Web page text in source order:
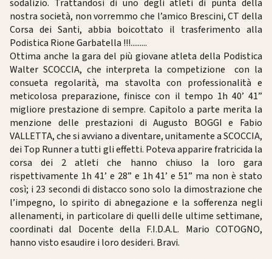
sodalizio. Trattandosi di uno degli atleti di punta della
nostra società, non vorremmo che l’amico Brescini, CT della
Corsa dei Santi, abbia boicottato il trasferimento alla
Podistica Rione Garbatella !!!.........
Ottima anche la gara del più giovane atleta della Podistica
Walter SCOCCIA, che interpreta la competizione con la
consueta regolarità, ma stavolta con professionalità e
meticolosa preparazione, finisce con il tempo 1h 40’ 41”
migliore prestazione di sempre. Capitolo a parte merita la
menzione delle prestazioni di Augusto BOGGI e Fabio
VALLETTA, che si avviano a diventare, unitamente a SCOCCIA,
dei Top Runner a tutti gli effetti. Poteva apparire fratricida la
corsa dei 2 atleti che hanno chiuso la loro gara
rispettivamente 1h 41’ e 28” e 1h 41’ e 51” ma non è stato
così; i 23 secondi di distacco sono solo la dimostrazione che
l’impegno, lo spirito di abnegazione e la sofferenza negli
allenamenti, in particolare di quelli delle ultime settimane,
coordinati dal Docente della F.I.D.A.L. Mario COTOGNO,
hanno visto esaudire i loro desideri. Bravi.